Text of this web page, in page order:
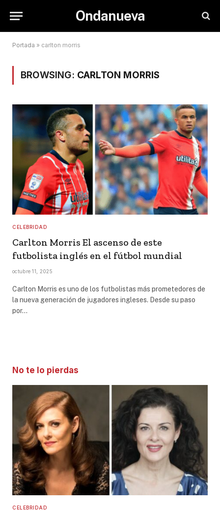
Ondanueva
Portada » carlton morris
BROWSING: CARLTON MORRIS
CELEBRIDAD
Carlton Morris El ascenso de este
futbolista inglés en el fútbol mundial
octubre 11, 2025
Carlton Morris es uno de los futbolistas más prometedores de
la nueva generación de jugadores ingleses. Desde su paso
por…
No te lo pierdas
CELEBRIDAD